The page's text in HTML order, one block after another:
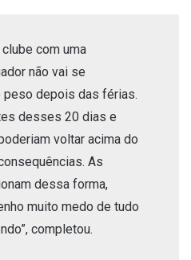
clube com uma
não vai se
peso depois das férias.
desses 20 dias e
voltar acima do
As
dessa forma,
muito medo de tudo
completou.